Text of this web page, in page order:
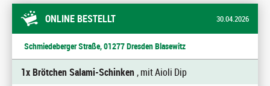
ONLINE BESTELLT 30.04.2026
Schmiedeberger Straße, 01277 Dresden Blasewitz
1x Brötchen Salami-Schinken, mit Aioli Dip